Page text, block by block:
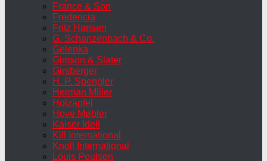
France & Son
Fredericia
Fritz Hansen
G. Schanzenbach & Co.
Gelenka
Gimson & Slater
Girsberger
H. P. Spengler
Herman Miller
Holzäpfel
Hove Møbler
Kaiser Idell
Kill International
Knoll International
Louis Poulsen